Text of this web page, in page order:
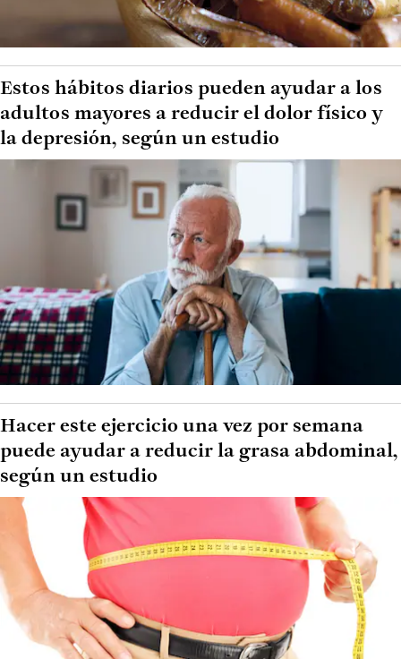
Estos hábitos diarios pueden ayudar a los
adultos mayores a reducir el dolor físico y
la depresión, según un estudio
Hacer este ejercicio una vez por semana
puede ayudar a reducir la grasa abdominal,
según un estudio